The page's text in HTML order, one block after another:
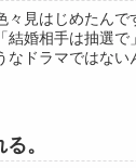
々見はじめたんで
結婚相手は抽選で
ドラマではない
。